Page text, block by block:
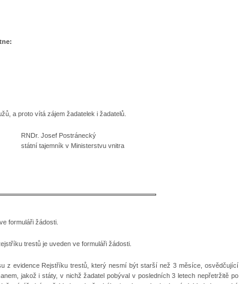
a proto vítá zájem žadatelek i žadatelů.
RNDr. Josef Postránecký
státní tajemník v Ministerstvu vnitra
formuláři žádosti.
trestů je uveden ve formuláři žádosti.
z evidence Rejstříku trestů, který nesmí být starší než 3 měsíce, osvědčující
jakož i státy, v nichž žadatel pobýval v posledních 3 letech nepřetržitě po